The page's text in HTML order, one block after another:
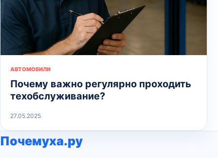
АВТОМОБИЛИ
Почему важно регулярно проходить
техобслуживание?
27.05.2025
Почемуха.ру